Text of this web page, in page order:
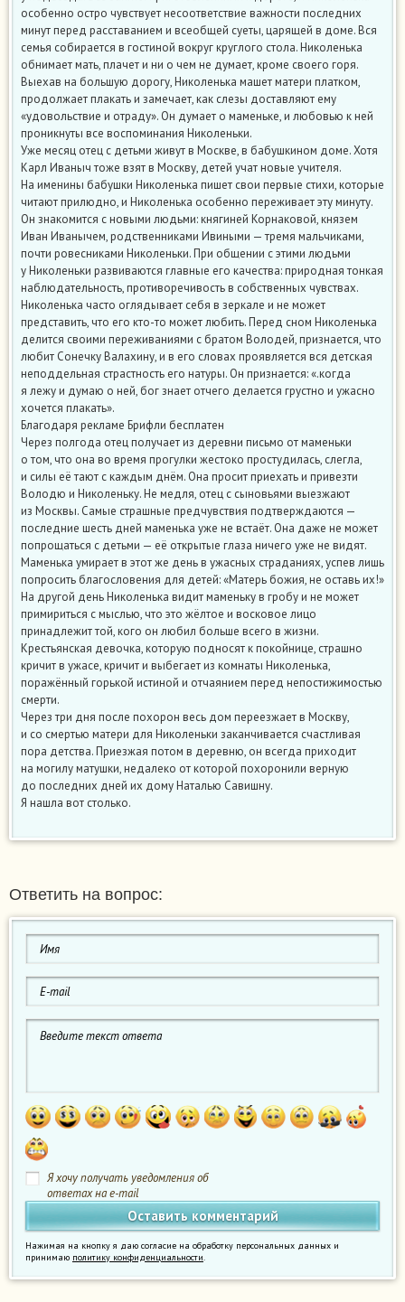
особенно остро чувствует несоответствие важности последних
минут перед расставанием и всеобщей суеты, царящей в доме. Вся
семья собирается в гостиной вокруг круглого стола. Николенька
обнимает мать, плачет и ни о чем не думает, кроме своего горя.
Выехав на большую дорогу, Николенька машет матери платком,
продолжает плакать и замечает, как слезы доставляют ему
«удовольствие и отраду». Он думает о маменьке, и любовью к ней
проникнуты все воспоминания Николеньки.
Уже месяц отец с детьми живут в Москве, в бабушкином доме. Хотя
Карл Иваныч тоже взят в Москву, детей учат новые учителя.
На именины бабушки Николенька пишет свои первые стихи, которые
читают прилюдно, и Николенька особенно переживает эту минуту.
Он знакомится с новыми людьми: княгиней Корнаковой, князем
Иван Иванычем, родственниками Ивиными — тремя мальчиками,
почти ровесниками Николеньки. При общении с этими людьми
у Николеньки развиваются главные его качества: природная тонкая
наблюдательность, противоречивость в собственных чувствах.
Николенька часто оглядывает себя в зеркале и не может
представить, что его кто-то может любить. Перед сном Николенька
делится своими переживаниями с братом Володей, признается, что
любит Сонечку Валахину, и в его словах проявляется вся детская
неподдельная страстность его натуры. Он признается: «.когда
я лежу и думаю о ней, бог знает отчего делается грустно и ужасно
хочется плакать».
Благодаря рекламе Брифли бесплатен
Через полгода отец получает из деревни письмо от маменьки
о том, что она во время прогулки жестоко простудилась, слегла,
и силы её тают с каждым днём. Она просит приехать и привезти
Володю и Николеньку. Не медля, отец с сыновьями выезжают
из Москвы. Самые страшные предчувствия подтверждаются —
последние шесть дней маменька уже не встаёт. Она даже не может
попрощаться с детьми — её открытые глаза ничего уже не видят.
Маменька умирает в этот же день в ужасных страданиях, успев лишь
попросить благословения для детей: «Матерь божия, не оставь их!»
На другой день Николенька видит маменьку в гробу и не может
примириться с мыслью, что это жёлтое и восковое лицо
принадлежит той, кого он любил больше всего в жизни.
Крестьянская девочка, которую подносят к покойнице, страшно
кричит в ужасе, кричит и выбегает из комнаты Николенька,
поражённый горькой истиной и отчаянием перед непостижимостью
смерти.
Через три дня после похорон весь дом переезжает в Москву,
и со смертью матери для Николеньки заканчивается счастливая
пора детства. Приезжая потом в деревню, он всегда приходит
на могилу матушки, недалеко от которой похоронили верную
до последних дней их дому Наталью Савишну.
Я нашла вот столько.
Ответить на вопрос:
Я хочу получать уведомления об
ответах на e-mail
Нажимая на кнопку я даю согласие на обработку персональных данных и
принимаю политику конфиденциальности.